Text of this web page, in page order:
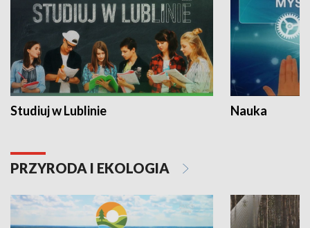
Studiuj w Lublinie Nauka
PRZYRODA I EKOLOGIA